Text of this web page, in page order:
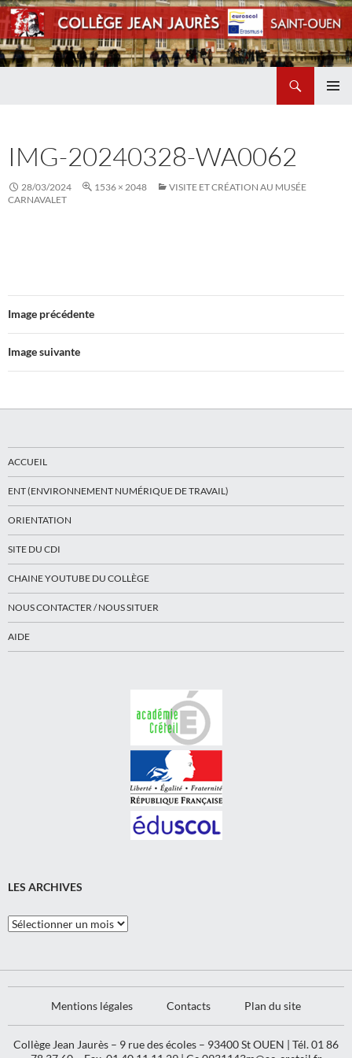
IMG-20240328-WA0062
28/03/2024 1536 × 2048
VISITE ET CRÉATION AU MUSÉE
CARNAVALET
Image précédente
Image suivante
ACCUEIL
ENT (ENVIRONNEMENT NUMÉRIQUE DE TRAVAIL)
ORIENTATION
SITE DU CDI
CHAINE YOUTUBE DU COLLÈGE
NOUS CONTACTER / NOUS SITUER
AIDE
LES ARCHIVES
Les
Archives
Mentions légales Contacts Plan du site
Collège Jean Jaurès – 9 rue des écoles – 93400 St OUEN | Tél. 01 86